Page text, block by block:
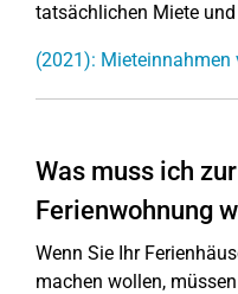
tatsächlichen Miete
(2021): Mieteinnahmen
Was muss ich
Ferienwohnung
Wenn Sie Ihr
machen wollen,